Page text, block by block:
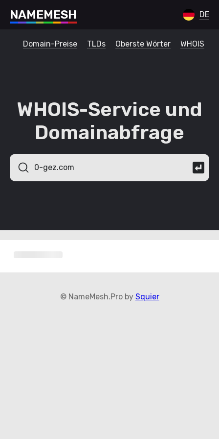
NAMEMESH DE
Domain-Preise TLDs Oberste Wörter WHOIS
WHOIS-Service und
Domainabfrage
© NameMesh.Pro by Squier